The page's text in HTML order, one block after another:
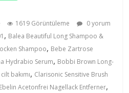
1619 Görüntüleme
0 yorum
, Balea Beautiful Long Shampoo &
Shampoo, Bebe Zartrose
Hydrabio Serum, Bobbi Brown Long-
cilt bakımı, Clarisonic Sensitive Brush
Ebelin Acetonfrei Nagellack Entferner,